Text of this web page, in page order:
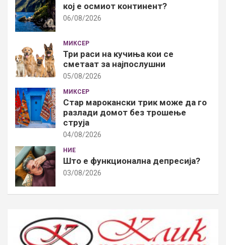
кој е осмиот континент?
06/08/2026
МИКСЕР
Три раси на кучиња кои се
сметаат за најпослушни
05/08/2026
МИКСЕР
Стар марокански трик може да го
разлади домот без трошење
струја
04/08/2026
НИЕ
Што е функционална депресија?
03/08/2026